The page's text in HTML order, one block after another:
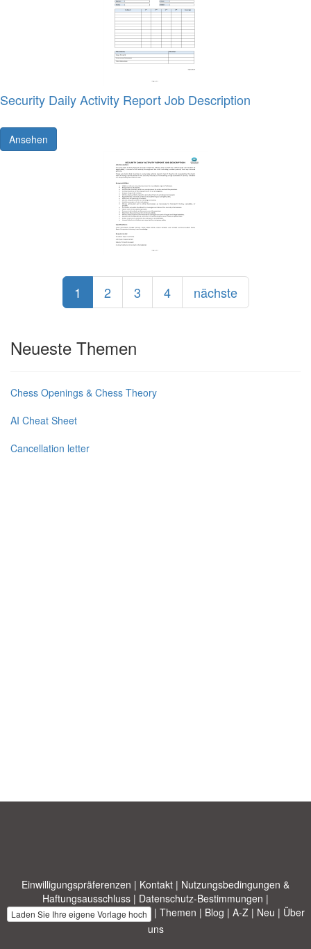
Security Daily Activity Report Job Description
Ansehen
1 2 3 4 nächste
Neueste Themen
Chess Openings & Chess Theory
AI Cheat Sheet
Cancellation letter
Einwilligungspräferenzen | Kontakt | Nutzungsbedingungen &
Haftungsausschluss | Datenschutz-Bestimmungen |
Laden Sie Ihre eigene Vorlage hoch | Themen | Blog | A-Z| Neu | Über
uns